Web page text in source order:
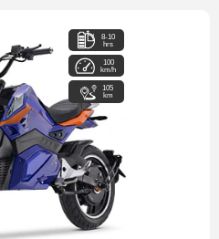
8-10
hrs
100
km/h
105
km